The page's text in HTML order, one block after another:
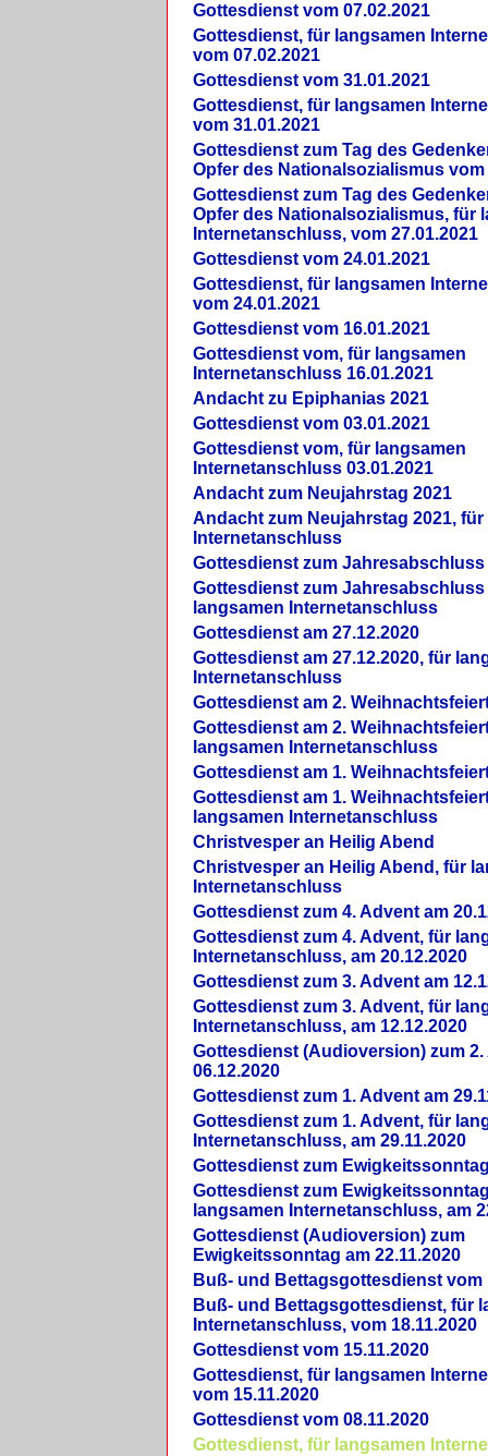
Gottesdienst vom 07.02.2021
Gottesdienst, für langsamen
vom 07.02.2021
Gottesdienst vom 31.01.2021
Gottesdienst, für langsamen
vom 31.01.2021
Gottesdienst zum Tag des
Opfer des Nationalsozialismus vom
Gottesdienst zum Tag des
Opfer des Nationalsozialismus, für
Internetanschluss, vom 27.01.2021
Gottesdienst vom 24.01.2021
Gottesdienst, für langsamen
vom 24.01.2021
Gottesdienst vom 16.01.2021
Gottesdienst vom, für langsamen
Internetanschluss 16.01.2021
Andacht zu Epiphanias 2021
Gottesdienst vom 03.01.2021
Gottesdienst vom, für langsamen
Internetanschluss 03.01.2021
Andacht zum Neujahrstag 2021
Andacht zum Neujahrstag 2021,
Internetanschluss
Gottesdienst zum Jahresabschluss
Gottesdienst zum Jahresabschluss
langsamen Internetanschluss
Gottesdienst am 27.12.2020
Gottesdienst am 27.12.2020, für
Internetanschluss
Gottesdienst am 2.
Gottesdienst am 2.
langsamen Internetanschluss
Gottesdienst am 1.
Gottesdienst am 1.
langsamen Internetanschluss
Christvesper an Heilig Abend
Christvesper an Heilig Abend, für
Internetanschluss
Gottesdienst zum 4. Advent am
Gottesdienst zum 4. Advent, für
Internetanschluss, am 20.12.2020
Gottesdienst zum 3. Advent am
Gottesdienst zum 3. Advent, für
Internetanschluss, am 12.12.2020
Gottesdienst (Audioversion) zum 2.
06.12.2020
Gottesdienst zum 1. Advent am
Gottesdienst zum 1. Advent, für
Internetanschluss, am 29.11.2020
Gottesdienst zum
Gottesdienst zum
langsamen Internetanschluss, am
Gottesdienst (Audioversion) zum
Ewigkeitssonntag am 22.11.2020
Buß- und Bettagsgottesdienst vom
Buß- und Bettagsgottesdienst, für
Internetanschluss, vom 18.11.2020
Gottesdienst vom 15.11.2020
Gottesdienst, für langsamen
vom 15.11.2020
Gottesdienst vom 08.11.2020
Gottesdienst, für langsamen